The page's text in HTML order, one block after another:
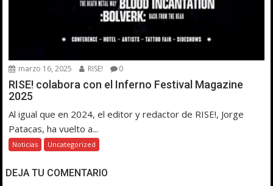
marzo 16, 2025 RISE! 0
RISE! colabora con el Inferno Festival Magazine
2025
Al igual que en 2024, el editor y redactor de RISE!, Jorge
Patacas, ha vuelto a...
Noticias Uncategorized
DEJA TU COMENTARIO